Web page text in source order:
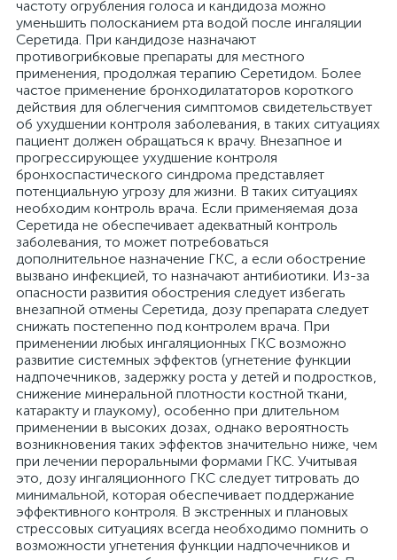
частоту огрубления голоса и кандидоза можно
уменьшить полосканием рта водой после ингаляции
Серетида. При кандидозе назначают
противогрибковые препараты для местного
применения, продолжая терапию Серетидом. Более
частое применение бронходилататоров короткого
действия для облегчения симптомов свидетельствует
об ухудшении контроля заболевания, в таких ситуациях
пациент должен обращаться к врачу. Внезапное и
прогрессирующее ухудшение контроля
бронхоспастического синдрома представляет
потенциальную угрозу для жизни. В таких ситуациях
необходим контроль врача. Если применяемая доза
Серетида не обеспечивает адекватный контроль
заболевания, то может потребоваться
дополнительное назначение ГКС, а если обострение
вызвано инфекцией, то назначают антибиотики. Из-за
опасности развития обострения следует избегать
внезапной отмены Серетида, дозу препарата следует
снижать постепенно под контролем врача. При
применении любых ингаляционных ГКС возможно
развитие системных эффектов (угнетение функции
надпочечников, задержку роста у детей и подростков,
снижение минеральной плотности костной ткани,
катаракту и глаукому), особенно при длительном
применении в высоких дозах, однако вероятность
возникновения таких эффектов значительно ниже, чем
при лечении пероральными формами ГКС. Учитывая
это, дозу ингаляционного ГКС следует титровать до
минимальной, которая обеспечивает поддержание
эффективного контроля. В экстренных и плановых
стрессовых ситуациях всегда необходимо помнить о
возможности угнетения функции надпочечников и